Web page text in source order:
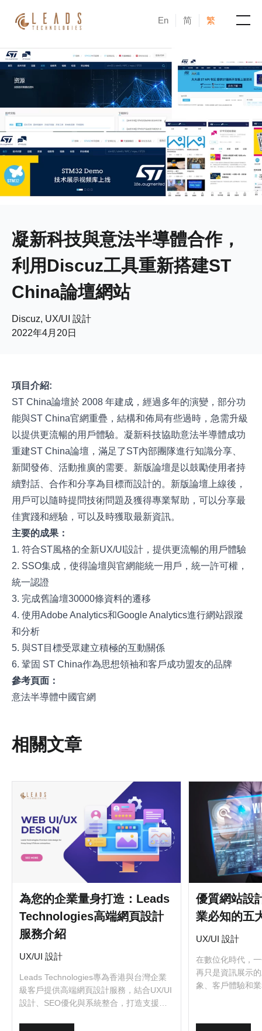
En 简 繁
產品
服務
成功案例
新聞與活動
部落格
凝新科技與意法半導體合作，
利用Discuz工具重新搭建ST
China論壇網站
Discuz, UX/UI 設計
2022年4月20日
項目介紹:
ST China論壇於 2008 年建成，經過多年的演變，部分功
能與ST China官網重疊，結構和佈局有些過時，急需升級
以提供更流暢的用戶體驗。凝新科技協助意法半導體成功
重建ST China論壇，滿足了ST內部團隊進行知識分享、
新聞發佈、活動推廣的需要。新版論壇是以鼓勵使用者持
續對話、合作和分享為目標而設計的。新版論壇上線後，
用戶可以隨時提問技術問題及獲得專業幫助，可以分享最
佳實踐和經驗，可以及時獲取最新資訊。
主要的成果：
1. 符合ST風格的全新UX/UI設計，提供更流暢的用戶體驗
2. SSO集成，使得論壇與官網能統一用戶，統一許可權，
統一認證
3. 完成舊論壇30000條資料的遷移
4. 使用Adobe Analytics和Google Analytics進行網站跟蹤
和分析
5. 與ST目標受眾建立積極的互動關係
6. 鞏固 ST China作為思想領袖和客戶成功盟友的品牌
參考頁面：
意法半導體中國官網
相關文章
為您的企業量身打造：Leads
Technologies高端網頁設計
服務介紹
UX/UI 設計
Leads Technologies專為香港與台灣企業
級客戶提供高端網頁設計服務，結合UX/UI
設計、SEO優化與系統整合，打造支援業
優質網站設
業必知的五
UX/UI 設計
在數位化時代，
再只是資訊展示
象、客戶體驗和
站設計的五大關